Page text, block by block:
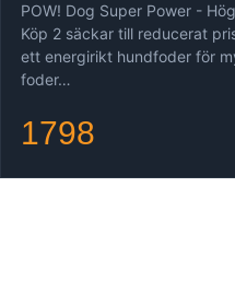
POW! Dog Super Power -
Köp 2 säckar till reducerat
ett energirikt hundfoder för
foder…
1798